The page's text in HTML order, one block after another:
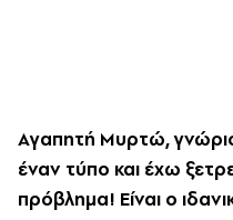
Aγαπητή Mυρτώ,
έναν τύπο και έχω
πρόβλημα! Eίναι ο